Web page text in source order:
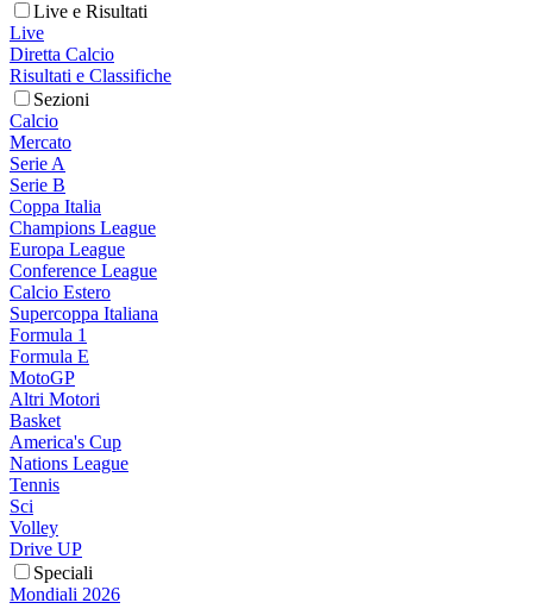
Live e Risultati
Live
Diretta Calcio
Risultati e Classifiche
Sezioni
Calcio
Mercato
Serie A
Serie B
Coppa Italia
Champions League
Europa League
Conference League
Calcio Estero
Supercoppa Italiana
Formula 1
Formula E
MotoGP
Altri Motori
Basket
America's Cup
Nations League
Tennis
Sci
Volley
Drive UP
Speciali
Mondiali 2026